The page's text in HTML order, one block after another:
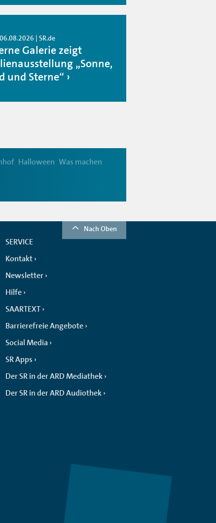
| SR.de
Galerie zeigt
„Sonne,
und Sterne“
Halloween Was machen
Nach Oben
SERVICE
Kontakt
Newsletter
Hilfe
SAARTEXT
Barrierefreie Angebote
Social Media
SR Apps
Der SR in der ARD Mediathek
Der SR in der ARD Audiothek